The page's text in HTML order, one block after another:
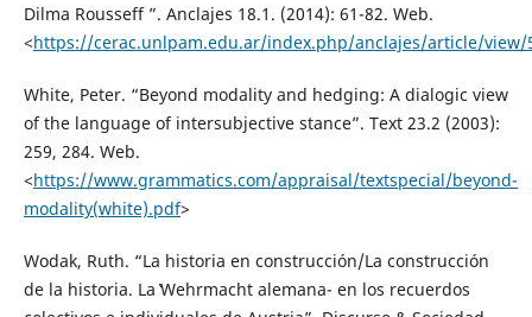
Dilma Rousseff ”. Anclajes 18.1. (2014): 61-82. Web.
<https://cerac.unlpam.edu.ar/index.php/anclajes/article/view/
White, Peter. “Beyond modality and hedging: A dialogic view
of the language of intersubjective stance”. Text 23.2 (2003):
259, 284. Web.
<https://www.grammatics.com/appraisal/textspecial/beyond-
modality(white).pdf>
Wodak, Ruth. “La historia en construcción/La construcción
de la historia. La ̔Wehrmacht alemana- en los recuerdos